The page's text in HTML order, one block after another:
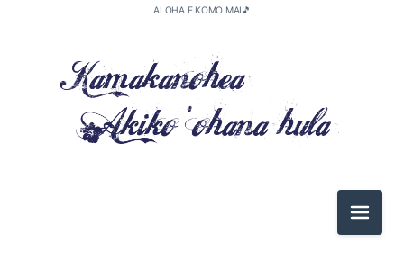
ALOHA E KOMO MAI🎵
メニュ